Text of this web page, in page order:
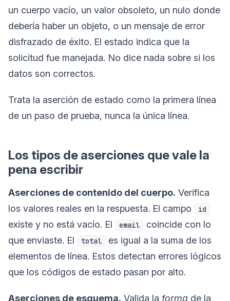
un cuerpo vacío, un valor obsoleto, un nulo donde
debería haber un objeto, o un mensaje de error
disfrazado de éxito. El estado indica que la
solicitud fue manejada. No dice nada sobre si los
datos son correctos.
Trata la aserción de estado como la primera línea
de un paso de prueba, nunca la única línea.
Los tipos de aserciones que vale la
pena escribir
Aserciones de contenido del cuerpo. Verifica
los valores reales en la respuesta. El campo
id
existe y no está vacío. El email
coincide con lo
que enviaste. El
total
es igual a la suma de los
elementos de línea. Estos detectan errores lógicos
que los códigos de estado pasan por alto.
Aserciones de esquema. Valida la forma de la